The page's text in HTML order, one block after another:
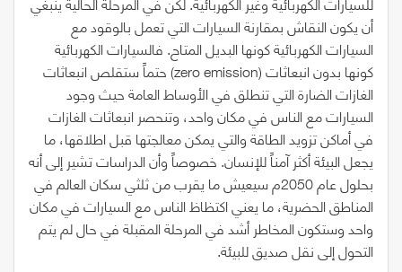
أن يكون النقاش بمقارنة السيارات التي تعمل بالوقود مع
السيارات الكهربائية كونها البديل المتاح. فالسيارات الكهربائية
كونها بدون انبعاثات(zero
emission)
حتماً ستقلص انبعاثات
الغازات الضارة التي تنطلق في الأوساط العامة حيث وجود
السيارات مع الناس في مكان واحد، وتنحصر انبعاثات الغازات
في أماكن تزويد الطاقة والتي يمكن معالجتها قبل اطلاقها، ما
يجعل البيئة أكثر آمناً للإنسان. خصوصاً وأن الدراسات تشير إلى أنه
بحلول عام2050م سيعيش ما يقرب من ثلثي سكان العالم في
المناطق الحضرية، ما يعني اكتظاظ الناس مع السيارات في مكان
واحد وستكون المخاطر أشد في المرحلة المقبلة في حال لم يتم
التحول إلى نقل صديق للبيئة.